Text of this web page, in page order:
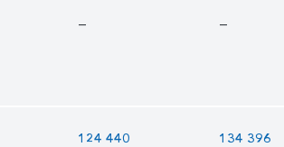
— —
124 440 134 396